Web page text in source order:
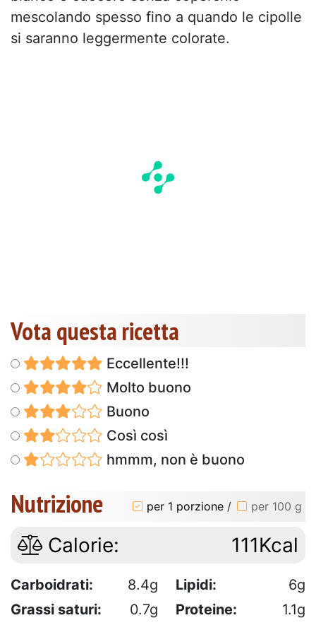
mescolando spesso fino a quando le cipolle
si saranno leggermente colorate.
Vota questa ricetta
Eccellente!!!
Molto buono
Buono
Così così
hmmm, non è buono
Nutrizione per 1 porzione / per 100 g
Calorie: 111Kcal
Carboidrati: 8.4g Lipidi:
6g
Grassi saturi:
0.7g Proteine:
1.1g